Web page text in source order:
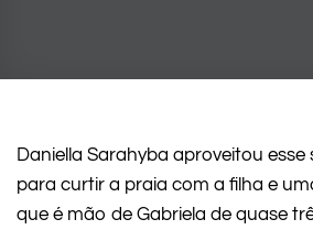
Daniella Sarahyba aproveitou esse
para curtir a praia com a filha e
que é mão de Gabriela de quase